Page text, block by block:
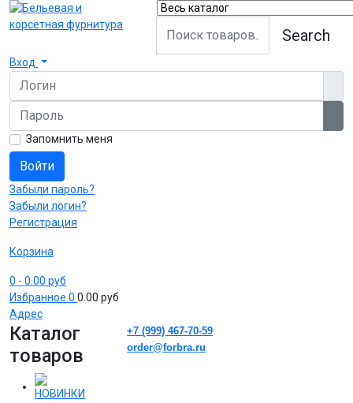
Search
Вход
Логин
Пароль
Запомнить меня
Войти
Забыли пароль?
Забыли логин?
Регистрация
Корзина
0 - 0.00 руб
Избранное 0 0.00 руб
Адрес
Каталог
товаров
+7 (999) 467-70-59
order@forbra.ru